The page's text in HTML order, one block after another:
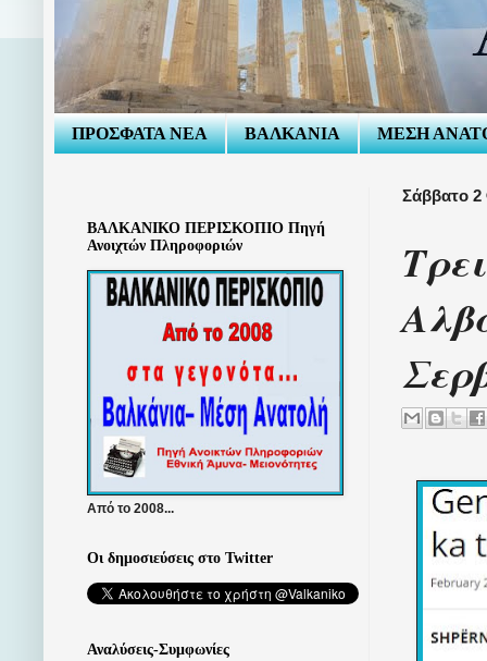
ΠΡΟΣΦΑΤΑ ΝΕΑ ΒΑΛΚΑΝΙΑ ΜΕΣΗ
Σάββατο 2
ΒΑΛΚΑΝΙΚΟ ΠΕΡΙΣΚΟΠΙΟ Πηγή
Ανοιχτών Πληροφοριών
Από το 2008...
Οι δημοσιεύσεις στο Twitter
Αναλύσεις-Συμφωνίες